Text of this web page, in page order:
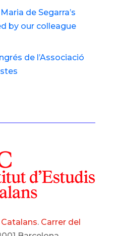
de Segarra’s
by our colleague
de l’Associació
. Carrer del